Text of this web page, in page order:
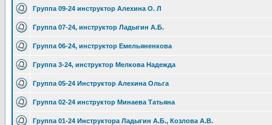
Группа 09-24 инструктор Алехина О. Л
Группа 07-24, инструктор Ладыгин А.Б.
Группа 06-24, инструктор Емельяненкова
Группа 3-24, инструктор Мелкова Надежда
Группа 05-24 Инструктор Алехина Ольга
Группа 02-24 инструктор Минаева Татьяна
Группа 01-24 Инструктора Ладыгин А.Б., Козлова А.В.